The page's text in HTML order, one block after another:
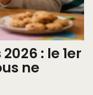
: le 1er
ne